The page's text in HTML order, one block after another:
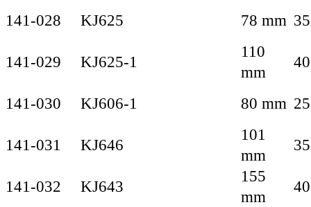
141-028 KJ625 78 mm
141-029 KJ625-1
110
mm
141-030 KJ606-1 80 mm
141-031 KJ646
101
mm
141-032 KJ643
155
mm